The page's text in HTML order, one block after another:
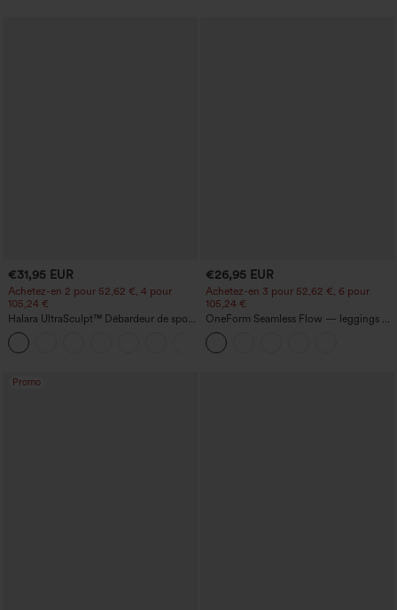
€31,95 EUR
Achetez-en 2 pour 52,62 €, 4 pour
105,24 €
Halara UltraSculpt™ Débardeur de sport
à col rond et ourlet arrondi
€26,95 EUR
Achetez-en 3 pour 52,62 €, 6 pour
105,24 €
OneForm Seamless Flow — leggings de
yoga sans coutures, taille mi-haute, effet
gainant pour le ventre et liftant pour les
fesses
Promo